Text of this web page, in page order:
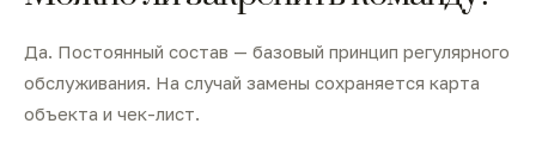
Да. Постоянный состав — базовый принцип регулярного
обслуживания. На случай замены сохраняется карта
объекта и чек-лист.